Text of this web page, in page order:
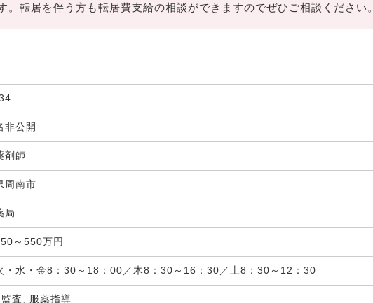
。転居を伴う方も転居費支給の相談ができますのでぜひご相談ください。
非公開
剤師
周南市
局
～550万円
・水・金8：30～18：00／木8：30～16：30／土8：30～12：30
査, 服薬指導